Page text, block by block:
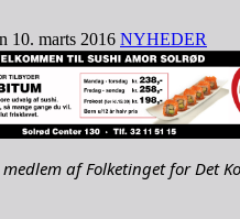
10. marts 2016 NYHEDER
af Folketinget for Det